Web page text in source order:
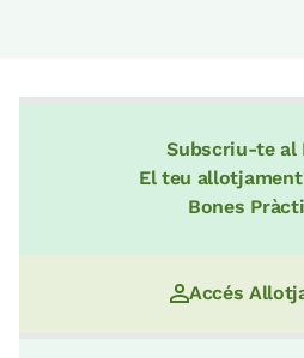
Subscriu-te al
El teu
Bones
Accés